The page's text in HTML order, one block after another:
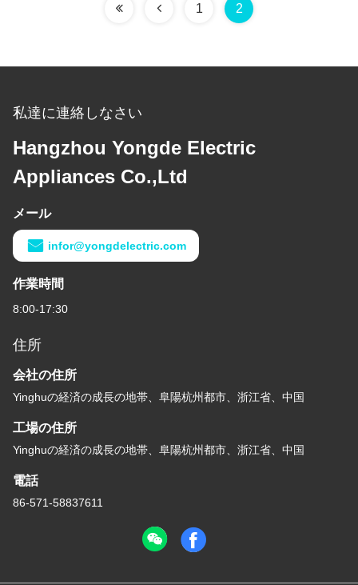
1 2
私達に連絡しなさい
Hangzhou Yongde Electric
Appliances Co.,Ltd
メール
infor@yongdelectric.com
作業時間
8:00-17:30
住所
会社の住所
Yinghuの経済の成長の地帯、阜陽杭州都市、浙江省、中国
工場の住所
Yinghuの経済の成長の地帯、阜陽杭州都市、浙江省、中国
電話
86-571-58837611